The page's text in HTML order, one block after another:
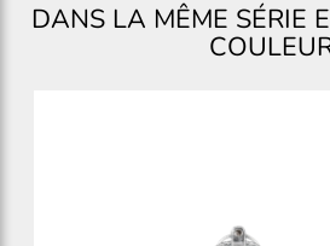
DANS LA MÊME SÉRIE